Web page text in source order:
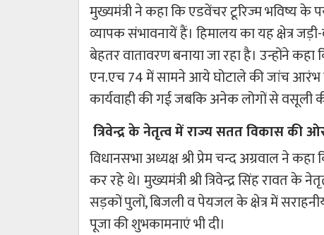
मुख्यमंत्री ने कहा कि एडवेंचर टूरिज्म भविष्य
व्यापक संभावनायें हैं। हिमालय का यह क्षेत्र
बेहतर वातावरण बनाया जा रहा है। उन्होंने
एन.एच 74 में सामने आये घोटाले की जांच आरंभ
कार्यवाही की गई जबकि अनेक लोगों से वसूली
त्रिवेन्द्र के नेतृत्व में राज्य सतत विकास की
विधानसभा अध्यक्ष श्री प्रेम चन्द अग्रवाल ने
कर रहे थे। मुख्यमंत्री श्री त्रिवेन्द्र सिंह रावत
सड़कों पुलों, बिजली व पेयजल के क्षेत्र में
पूजा की शुभकामनाएं भी दी।